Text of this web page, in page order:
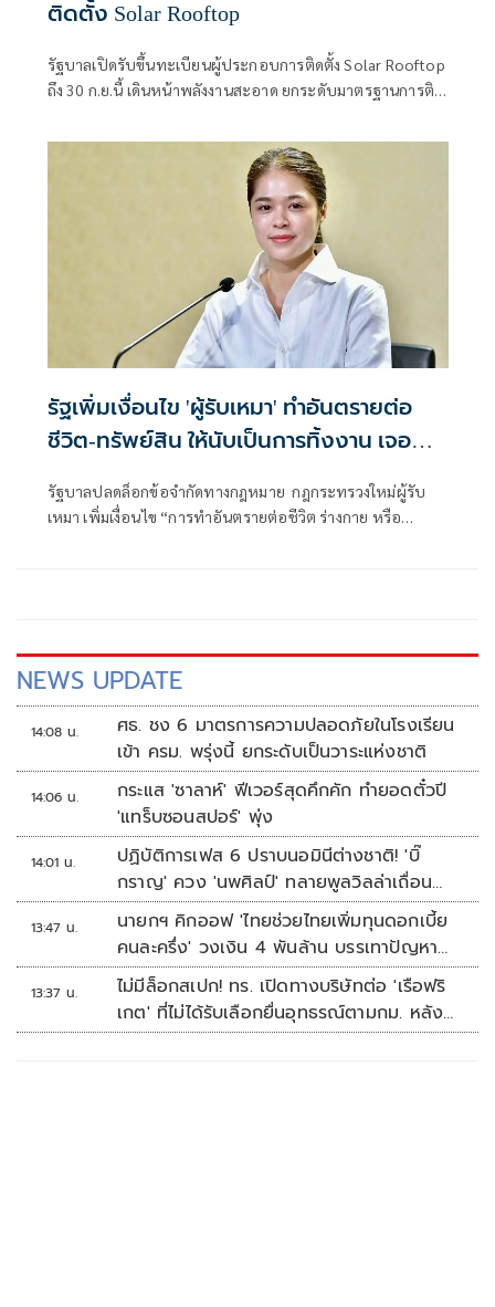
ติดตั้ง Solar Rooftop
รัฐบาลเปิดรับขึ้นทะเบียนผู้ประกอบการติดตั้ง Solar Rooftop
ถึง 30 ก.ย.นี้ เดินหน้าพลังงานสะอาด ยกระดับมาตรฐานการติด
รัฐเพิ่มเงื่อนไข 'ผู้รับเหมา' ทำอันตรายต่อ
ชีวิต-ทรัพย์สิน ให้นับเป็นการทิ้งงาน เจอ
รัฐบาลปลดล็อกข้อจำกัดทางกฎหมาย กฎกระทรวงใหม่ผู้รับ
เหมา เพิ่มเงื่อนไข “การทำอันตรายต่อชีวิต ร่างกาย หรือ
NEWS UPDATE
14:08 น.
ศธ. ชง 6 มาตรการความปลอดภัยในโรงเรียน
เข้า ครม. พรุ่งนี้ ยกระดับเป็นวาระแห่งชาติ
14:06 น.
กระแส 'ซาลาห์' ฟีเวอร์สุดคึกคัก ทำยอดตั๋วปี
'แทร็บซอนสปอร์' พุ่ง
14:01 น.
ปฏิบัติการเฟส 6 ปราบนอมินีต่างชาติ! 'บิ๊
กราญ' ควง 'นพศิลป์' ทลายพูลวิลล่าเถื่อน
หัวหิน
13:47 น.
นายกฯ คิกออฟ 'ไทยช่วยไทยเพิ่มทุนดอกเบี้ย
คนละครึ่ง' วงเงิน 4 พันล้าน บรรเทาปัญหา
ปากท้อง
13:37 น.
ไม่มีล็อกสเปก! ทร. เปิดทางบริษัทต่อ 'เรือฟริ
เกต' ที่ไม่ได้รับเลือกยื่นอุทธรณ์ตามกม. หลัง
เซ็นอนุมัติเรียบร้อย